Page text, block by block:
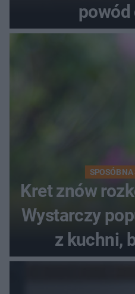
powód
SPOSÓB
Kret znów
Wystarczy
z kuchni,